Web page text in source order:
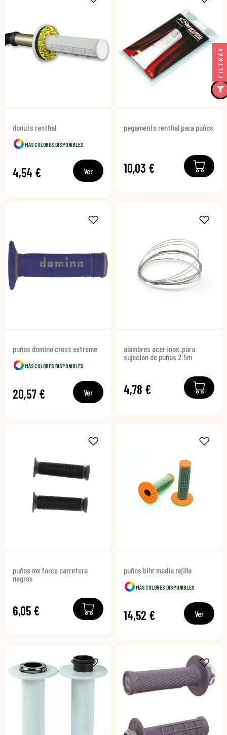
donuts renthal
MÁS COLORES DISPONIBLES
4,54 € Ver
pegamento renthal para puños
10,03 €
puños domino cross extreme
MÁS COLORES DISPONIBLES
20,57 € Ver
alambres acer.inox .para
sujecion de puños 2.5m
4,78 €
puños mx force carretera
negros
6,05 €
puños bihr media rejilla
MÁS COLORES DISPONIBLES
14,52 € Ver
FILTRAR